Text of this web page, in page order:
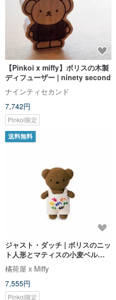
【Pinkoi x miffy】ボリスの木製
ディフューザー | ninety second
ナインティセカンド
7,742円
Pinkoi限定
送料無料
ジャスト・ダッチ | ボリスのニッ
ト人形とマティスの小麦ベル
ト・サスペンダー
橘荷屋 x Miffy
7,555円
Pinkoi限定